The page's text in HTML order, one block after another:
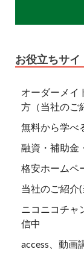
お役立ちサイ
オーダーメイ
方（当社のご
無料から学べ
融資・補助金
格安ホームペ
当社のご紹介
ニコニコチャ
信中
access、動画